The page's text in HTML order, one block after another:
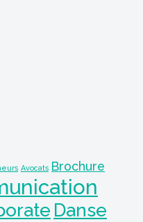
Avocats Brochure
Danse